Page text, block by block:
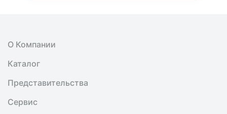
О Компании
Каталог
Представительства
Сервис